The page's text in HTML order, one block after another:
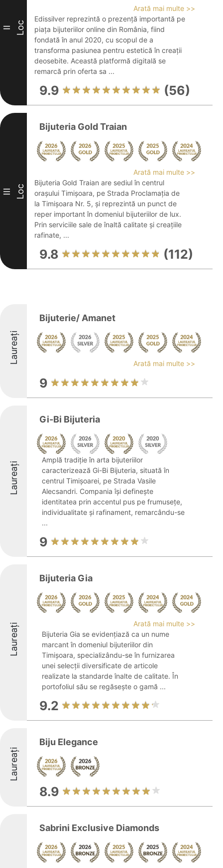
II Loc
Arată mai multe >>
Edissilver reprezintă o prezență importantă pe
piața bijuteriilor online din România, fiind
fondată în anul 2020, cu scopul de a
transforma pasiunea pentru estetică în creații
deosebite. Această platformă digitală se
remarcă prin oferta sa ...
9.9 (56)
III Loc
Bijuteria Gold Traian
Arată mai multe >>
Bijuteria Gold Traian are sediul în centrul
orașului Timișoara, pe Strada Proclamația de
la Timișoara Nr. 5, și reprezintă un punct de
reper important în domeniul bijuteriilor de lux.
Prin serviciile sale de înaltă calitate și creațiile
rafinate, ...
9.8 (112)
Laureați
Bijuterie/ Amanet
Arată mai multe >>
9
Laureați
Gi-Bi Bijuteria
Amplă tradiție în arta bijuteriilor
caracterizează Gi-Bi Bijuteria, situată în
centrul Timișoarei, pe Strada Vasile
Alecsandri. Compania își definește
identitatea prin accentul pus pe frumusețe,
individualitate și rafinament, remarcându-se
...
9
Laureați
Bijuteria Gia
Arată mai multe >>
Bijuteria Gia se evidențiază ca un nume
marcant în domeniul bijuteriilor din
Timișoara, specializându-se în furnizarea
unei selecții diversificate de articole
realizate la standarde înalte de calitate. În
portofoliul său se regăsește o gamă ...
9.2
Laureați
Biju Elegance
8.9
Sabrini Exclusive Diamonds